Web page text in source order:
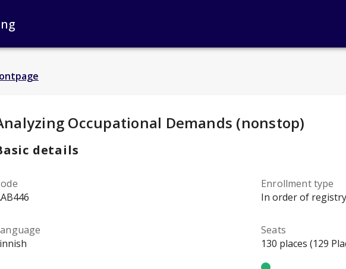
Details:
Occupational Demands (nonstop)
details
Enrollment type
In order of registry
Seats
130 places (129